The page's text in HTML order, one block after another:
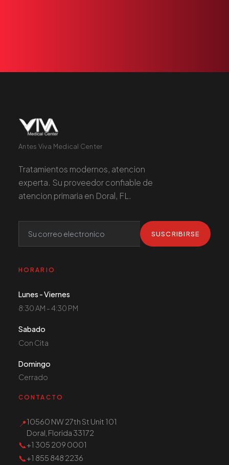
Antes Viva Medical Center
Tratamientos modernos, atencion
experta. Su proveedor confiable de
atencion primaria en Doral, FL.
SUSCRIBIRSE
HORARIO
Lunes - Viernes
8:30 AM - 4:30 PM
Sabado
Con Cita
Domingo
Cerrado
CONTACTO
📍10560 NW 27th St Unit 101
Doral, Florida 33172
📞+1 305 209 0001
📞+1 855 848 2236